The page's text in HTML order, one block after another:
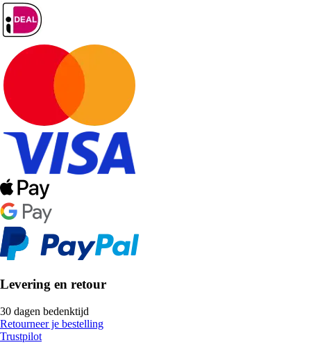
Levering en retour
30 dagen bedenktijd
Retourneer je bestelling
Trustpilot